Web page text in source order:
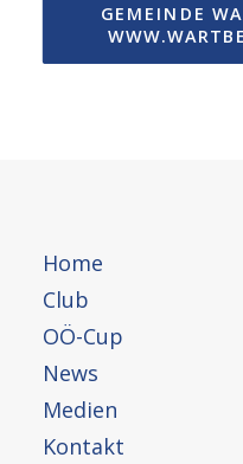
GEMEINDE
Home
Club
OÖ-Cup
News
Medien
Kontakt